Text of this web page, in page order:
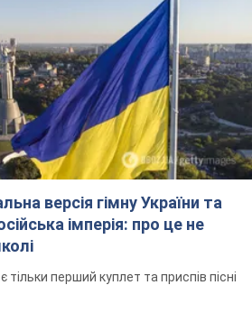
перший куплет та приспів пісні
– 53: що
секс-
вигляд вони
не забував про
чи дійсні
чи приймають